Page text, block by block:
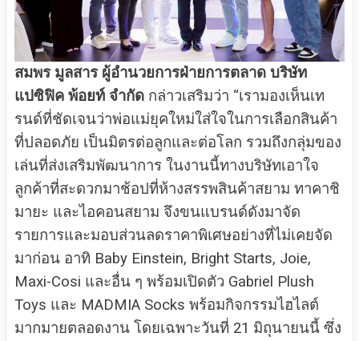
สมพร มูลสาร ผู้อำนวยการฝ่ายการตลาด บริษัท
แปซิฟิค พ้อยท์ จำกัดกล่าวเสริมว่า “เรามองเห็นเท
รนด์ที่ชัดเจนว่าพ่อแม่ยุคใหม่ใส่ใจในการเลือกสินค้า
ที่ปลอดภัย เป็นมิตรต่อลูกและต่อโลก รวมถึงกลุ่มของ
เล่นที่ส่งเสริมพัฒนาการ ในงานนี้ทางบริษัทเอาใจ
ลูกค้าที่สะดวกมาช้อปที่ห้างสรรพสินค้าสยาม ทาคาชิ
มายะ และไอคอนสยาม จึงขนแบรนด์ดังมาจัด
รายการและมอบส่วนลดราคาพิเศษอย่างที่ไม่เคยจัด
มาก่อน อาทิ Baby Einstein, Bright Starts, Joie,
Maxi-Cosi และอื่น ๆ พร้อมเปิดตัว Gabriel Plush
Toys และ MADMIA Socks พร้อมกิจกรรมไฮไลต์
มากมายตลอดงาน โดยเฉพาะวันที่ 21 มิถุนายนนี้ ซึ่ง